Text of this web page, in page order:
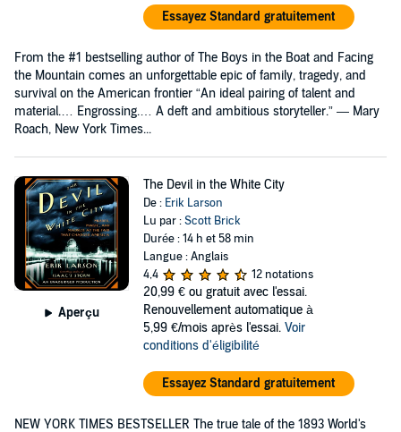
Essayez Standard gratuitement
From the #1 bestselling author of The Boys in the Boat and Facing
the Mountain comes an unforgettable epic of family, tragedy, and
survival on the American frontier “An ideal pairing of talent and
material.… Engrossing.… A deft and ambitious storyteller.” — Mary
Roach, New York Times...
Aperçu
The Devil in the White City
De : Erik Larson
Lu par :Scott Brick
Durée : 14 h et 58 min
Langue : Anglais
4,4
12 notations
20,99 € ou gratuit avec l'essai.
Renouvellement automatique à
5,99 €/mois après l'essai. Voir
conditions d'éligibilité
Essayez Standard gratuitement
NEW YORK TIMES BESTSELLER The true tale of the 1893 World's